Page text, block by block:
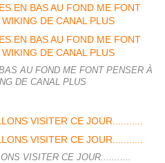
AU FOND ME FONT PENSER À
DE CANAL PLUS
VISITER CE JOUR...........